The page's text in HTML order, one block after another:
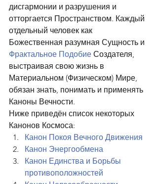
дисгармонии и разрушения и
отторгается Пространством. Каждый
отдельный человек как
Божественная разумная Сущность и
Фрактальное Подобие Создателя,
выстраивая свою жизнь в
Материальном (Физическом) Мире,
обязан знать, понимать и применять
Каноны Вечности.
Ниже приведён список некоторых
Канонов Космоса:
Канон Покоя Вечного Движения
Канон Энергообмена
Канон Единства и Борьбы
противоположностей